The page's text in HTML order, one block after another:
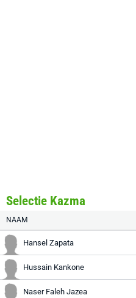
Selectie Kazma
NAAM
Hansel Zapata
Hussain Kankone
Naser Faleh Jazea